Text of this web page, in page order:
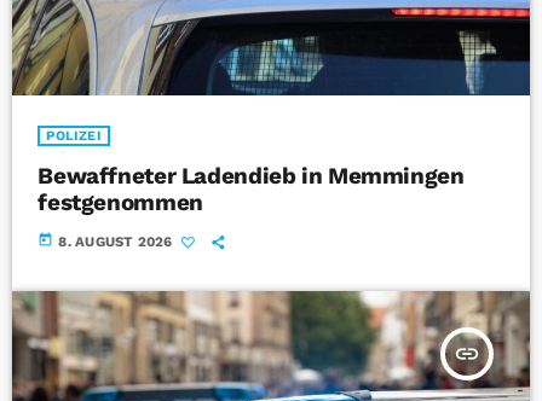
POLIZEI
Bewaffneter Ladendieb in Memmingen
festgenommen
today 8. AUGUST 2026
insert_link